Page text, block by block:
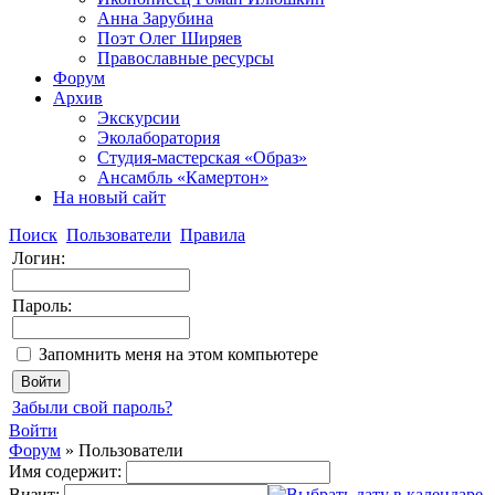
Анна Зарубина
Поэт Олег Ширяев
Православные ресурсы
Форум
Архив
Экскурсии
Эколаборатория
Студия-мастерская «Образ»
Ансамбль «Камертон»
На новый сайт
Поиск Пользователи Правила
Логин:
Пароль:
Запомнить меня на этом компьютере
Забыли свой пароль?
Войти
Форум » Пользователи
Имя содержит: